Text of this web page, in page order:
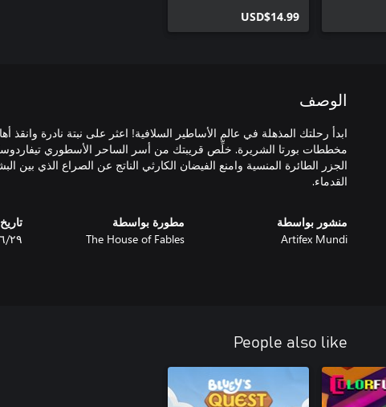
USD$14.99
الوصف
ابدأ رحلتك المذهلة في عالم الأساطير السلافية! اعثر على نبتة نادرة وانقذ
مخططات بورتا الشريرة. خلِّص قريبتك من أسر الساحر الأسطوري
الجزر الطائرة المنسية وامنع الفيضان الكارثي الناتج عن الصراع الذي بين
القدماء.
منشور بواسطة
Artifex Mundi
مطورة بواسطة
The House of Fables ٢٩‏/٦‏/٢٠١٨
People also like